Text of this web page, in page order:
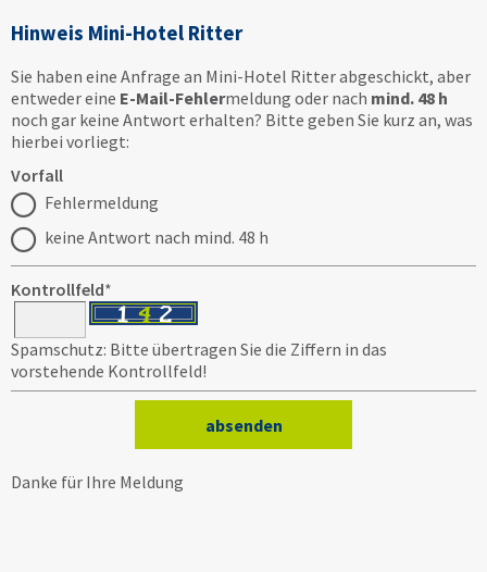
Hinweis Mini-Hotel Ritter
Sie haben eine Anfrage an Mini-Hotel Ritter abgeschickt, aber
entweder eine E-Mail-Fehlermeldung oder nach mind. 48 h
noch gar keine Antwort erhalten? Bitte geben Sie kurz an, was
hierbei vorliegt:
Vorfall
Fehlermeldung
keine Antwort nach mind. 48 h
Kontrollfeld*
Spamschutz: Bitte übertragen Sie die Ziffern in das
vorstehende Kontrollfeld!
Danke für Ihre Meldung